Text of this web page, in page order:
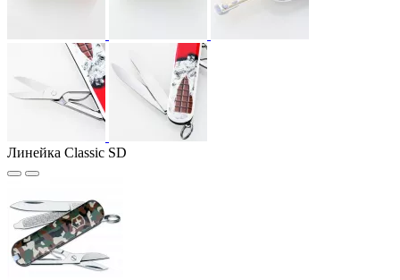
Линейка Classic SD